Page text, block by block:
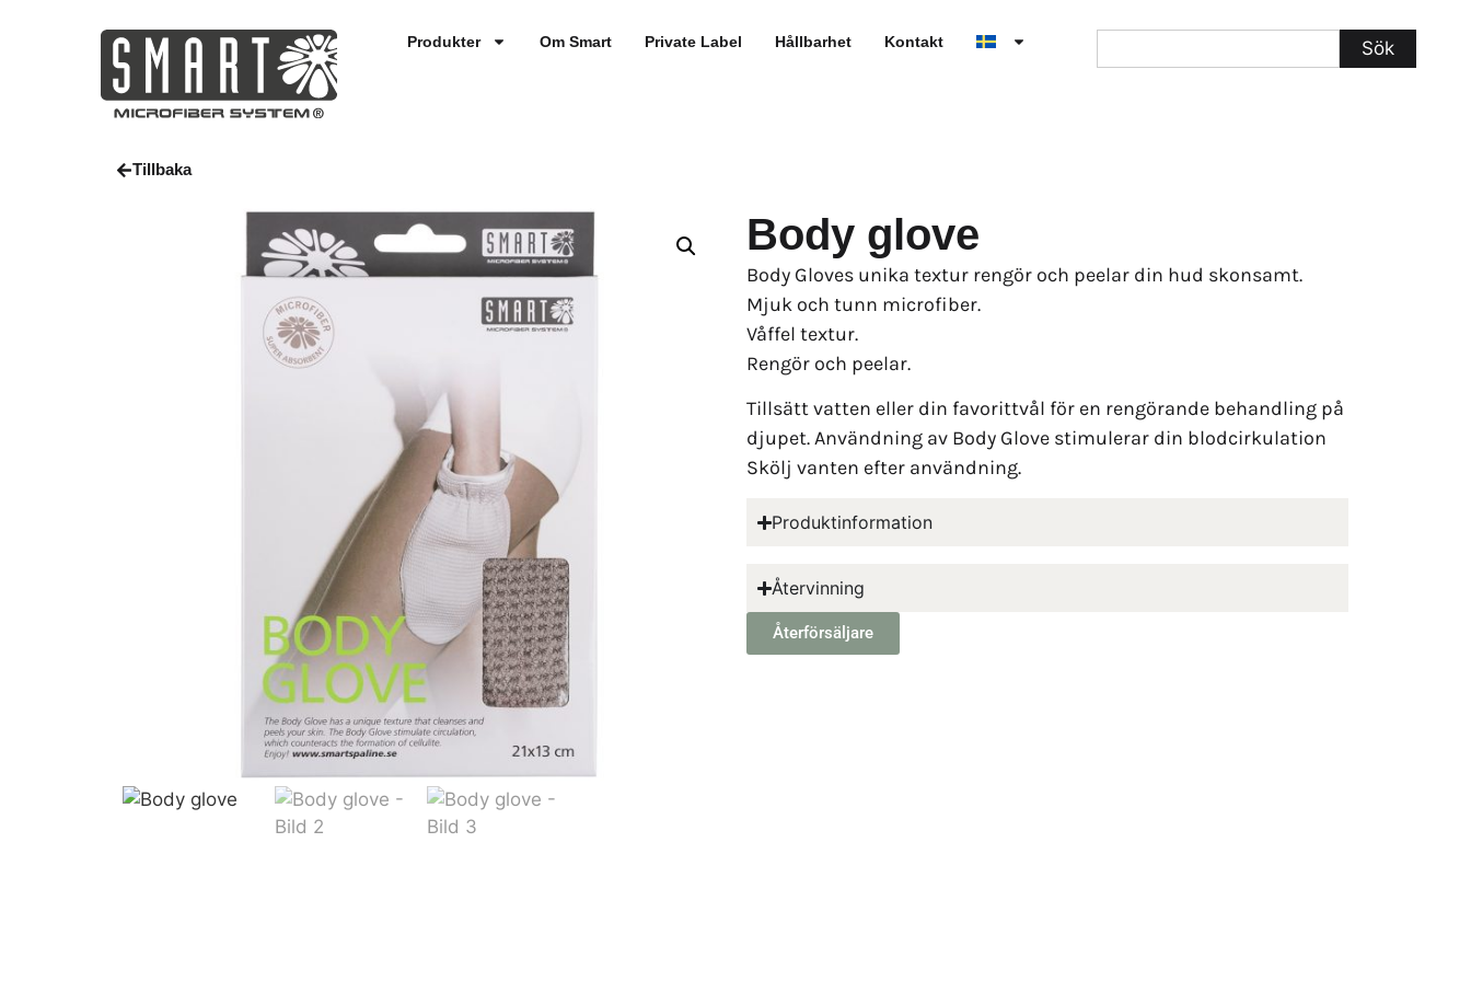
Produkter Om Smart Private Label Hållbarhet Kontakt Sök
Tillbaka
Body glove
Body Gloves unika textur rengör och peelar din hud skonsamt.
Mjuk och tunn microfiber.
Våffel textur.
Rengör och peelar.
Tillsätt vatten eller din favorittvål för en rengörande behandling på
djupet. Användning av Body Glove stimulerar din blodcirkulation
Skölj vanten efter användning.
Produktinformation
Återvinning
Återförsäljare